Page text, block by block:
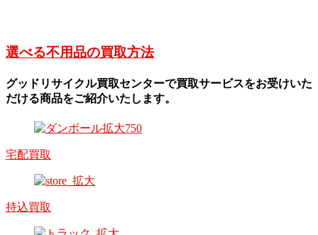
選べる不用品の買取方法
グッドリサイクル買取センターで買取サービスをお受けいた
だける商品をご紹介いたします。
宅配買取
持込買取